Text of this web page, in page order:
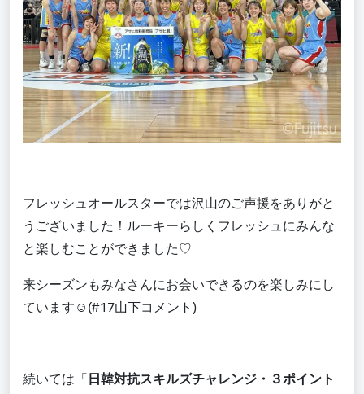
フレッシュオールスターでは沢山のご声援をありがと
うございました！ルーキーらしく フレッシュにみんな
と楽しむことができました♡
来シーズンもみなさんにお会いできるのを楽しみにし
ています ☺ (#17山下コメント )
続いては「 日韓対抗スキルズチャレンジ・３ポイント